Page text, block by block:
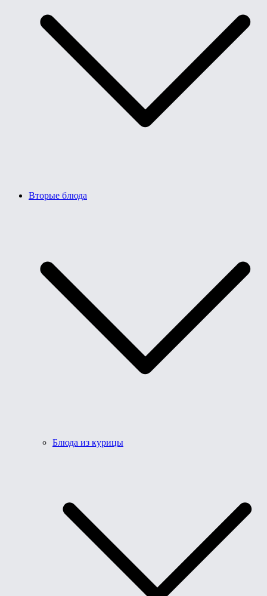
Вторые блюда
Блюда из курицы